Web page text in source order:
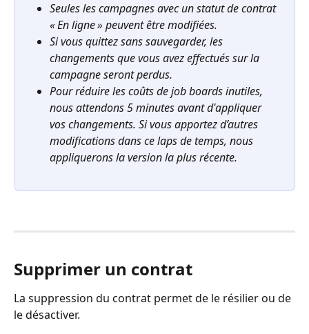
Seules les campagnes avec un statut de contrat
« En ligne » peuvent être modifiées.
Si vous quittez sans sauvegarder, les
changements que vous avez effectués sur la
campagne seront perdus.
Pour réduire les coûts de job boards inutiles,
nous attendons 5 minutes avant d'appliquer
vos changements. Si vous apportez d’autres
modifications dans ce laps de temps, nous
appliquerons la version la plus récente.
Supprimer un contrat
La suppression du contrat permet de le résilier ou de
le désactiver.